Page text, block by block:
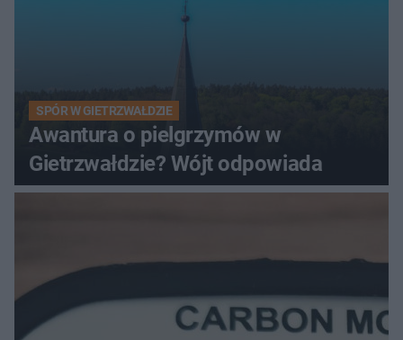
SPÓR W GIETRZWAŁDZIE
Awantura o pielgrzymów w
Gietrzwałdzie? Wójt odpowiada